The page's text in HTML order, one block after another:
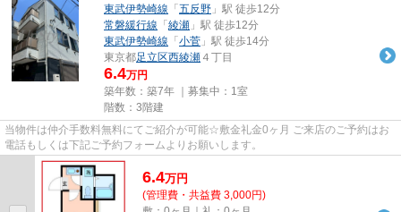
東武伊勢崎線 「 五反野 」駅 徒歩12分
常磐緩行線 「 綾瀬 」駅 徒歩12分
東武伊勢崎線 「 小菅 」駅 徒歩14分
東京都足立区西綾瀬 ４丁目
6.4万円
築年数：築7年 ｜募集中： 1室
階数：3階建
当物件は仲介手数料無料にてご紹介が可能☆敷金礼金0ヶ月 ご来店のご予約はお
電話もしくは下記ご予約フォームよりお願いします。
6.4万円
(管理費・共益費 3,000円)